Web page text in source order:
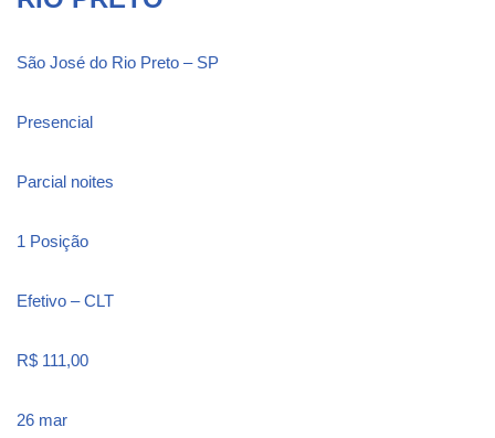
São José do Rio Preto – SP
Presencial
Parcial noites
1 Posição
Efetivo – CLT
R$ 111,00
26 mar